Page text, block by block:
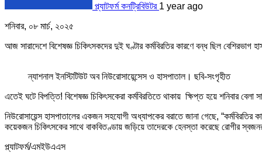
প্ল্যাটফর্ম কনট্রিবিউটর 1 year ago
শনিবার, ০৮ মার্চ, ২০২৫
আজ সারাদেশে বিশেষজ্ঞ চিকিৎসকদের দুই ঘণ্টার কর্মবিরতির কারণে বন্ধ ছিল বেশিরভাগ
ন্যাশনাল ইনস্টিটিউট অব নিউরোসায়েন্সেস ও হাসপাতাল। ছবি-সংগৃহীত
এতেই ঘটে বিপত্তি! বিশেষজ্ঞ চিকিৎসকেরা কর্মবিরতিতে থাকায় ক্ষিপ্ত হয়ে শনিবার বেলা
নিউরোসায়েন্স হাসপাতালের একজন সহযোগী অধ্যাপকের বরাতে জানা গেছে,
কয়েকজন চিকিৎসকের সাথে বাকবিতণ্ডায় জড়িয়ে তাদেরকে হেনস্তা করেছে রোগীর
প্ল্যাটফর্ম/এমইউএএস